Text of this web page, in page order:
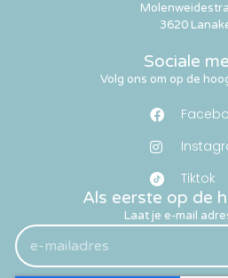
Als eerste op de
Laat je e-mail
Sociale
Volg ons om op de
Tiktok
3620